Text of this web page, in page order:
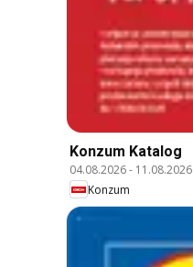
Konzum Katalog
04.08.2026- 11.08.2026
Konzum